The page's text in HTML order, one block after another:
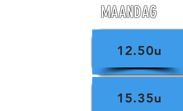
MAANDAG
12.50u
15.35u